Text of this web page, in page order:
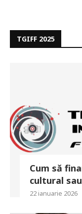
TGIFF 2025
Cum să
cultural
22 ianuarie 2026